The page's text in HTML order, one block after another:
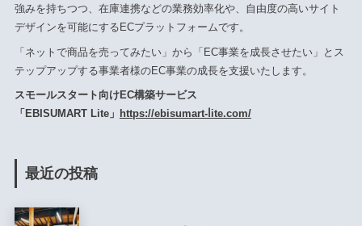
強みを持ちつつ、在庫連携などの業務効率化や、自由度の高いサイト
デザインを可能にするECプラットフォームです。
「ネットで商品を売ってみたい」から「EC事業を成長させたい」とス
テップアップする事業者様のEC事業の成長を支援いたします。
スモールスタート向けEC構築サービス
「EBISUMART Lite」 https://ebisumart-ⅼite.com/
最近の投稿